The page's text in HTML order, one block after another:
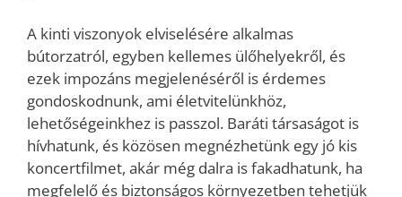
A kinti viszonyok elviselésére alkalmas
bútorzatról, egyben kellemes ülőhelyekről, és
ezek impozáns megjelenéséről is érdemes
gondoskodnunk, ami életvitelünkhöz,
lehetőségeinkhez is passzol. Baráti társaságot is
hívhatunk, és közösen megnézhetünk egy jó kis
koncertfilmet, akár még dalra is fakadhatunk, ha
megfelelő és biztonságos környezetben tehetjük